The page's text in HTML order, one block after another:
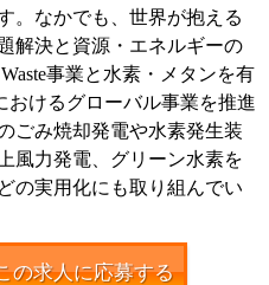
。なかでも、世界が抱える
解決と資源・エネルギーの
事業と水素・メタンを有
おけるグローバル事業を推進
ごみ焼却発電や水素発生装
風力発電、グリーン水素を
の実用化にも取り組んでい
の求人に応募する